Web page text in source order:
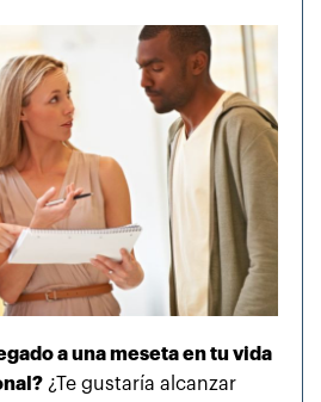
a una meseta en tu vida
¿Te gustaría alcanzar